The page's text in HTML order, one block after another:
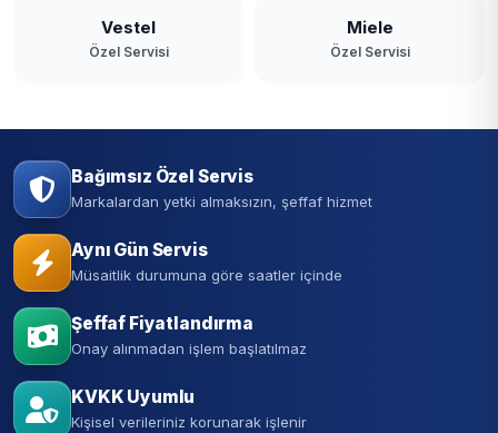
Vestel
Özel Servisi
Miele
Özel Servisi
Bağımsız Özel Servis
Markalardan yetki almaksızın, şeffaf hizmet
Aynı Gün Servis
Müsaitlik durumuna göre saatler içinde
Şeffaf Fiyatlandırma
Onay alınmadan işlem başlatılmaz
KVKK Uyumlu
Kişisel verileriniz korunarak işlenir